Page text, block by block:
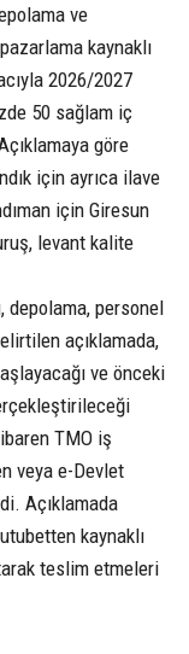
ve
kaynaklı
2026/2027
50 sağlam iç
göre
için ayrıca ilave
için Giresun
levant kalite
depolama, personel
açıklamada,
ve önceki
TMO iş
veya e-Devlet
Açıklamada
kaynaklı
teslim etmeleri